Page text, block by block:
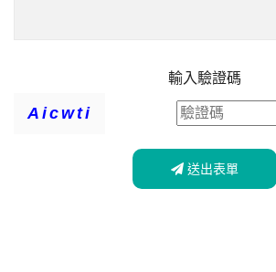
輸入驗證碼
Aicwti
送出表單